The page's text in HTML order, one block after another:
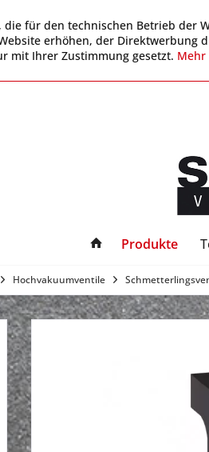
die für den technischen Betrieb
erhöhen, der
mit Ihrer Zustimmung gesetzt. Mehr
Produkte
Hochvakuumventile